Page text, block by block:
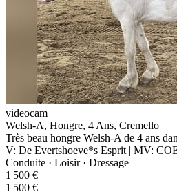
videocam
Welsh-A, Hongre, 4 Ans, Cremello
Très beau hongre Welsh-A de 4 ans
V: De Evertshoeve*s Esprit | MV:
Conduite · Loisir · Dressage
1 500 €
1 500 €